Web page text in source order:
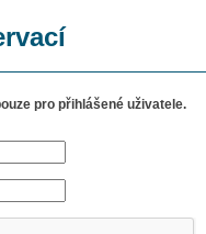
pro přihlášené uživatele.